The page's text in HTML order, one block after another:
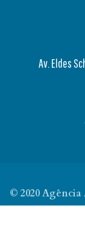
Av. Eldes
© 2020 Agência